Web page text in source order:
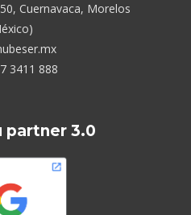
Cuernavaca, Morelos
3411 888
partner 3.0